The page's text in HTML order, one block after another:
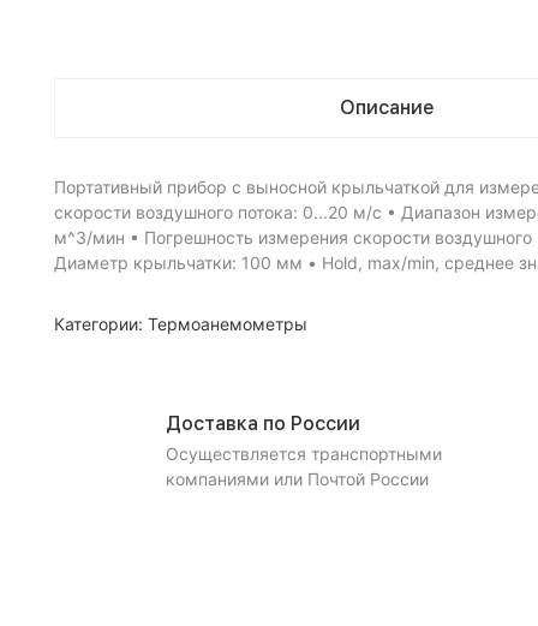
Описание
Портативный прибор с выносной крыльчаткой для
скорости воздушного потока: 0...20 м/с • Диапазон
м^3/мин • Погрешность измерения скорости
Диаметр крыльчатки: 100 мм • Hold, max/min, среднее
Категории: Термоанемометры
Доставка по России
Осуществляется транспортными
компаниями или Почтой России